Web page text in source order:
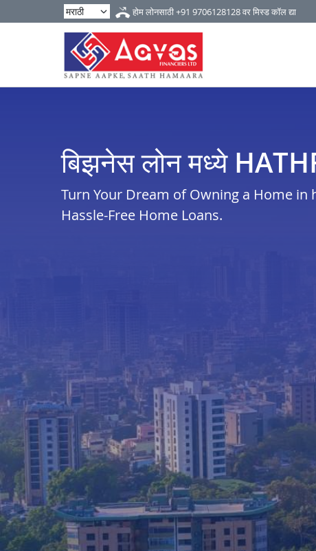
होम लोनसाठी+91 9706128128वर मिस्ड कॉल द्या
बिझनेस लोन मध्ये
Turn Your Dream of Owning a Home in
Hassle-Free Home Loans.